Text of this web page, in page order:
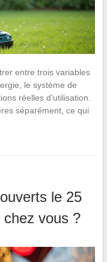
entre trois variables
le système de
réelles d’utilisation.
séparément, ce qui
le 25
vous ?